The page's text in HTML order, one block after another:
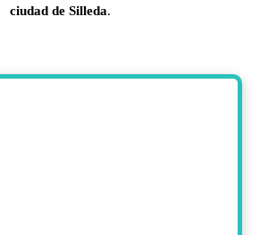
ciudad de Silleda.